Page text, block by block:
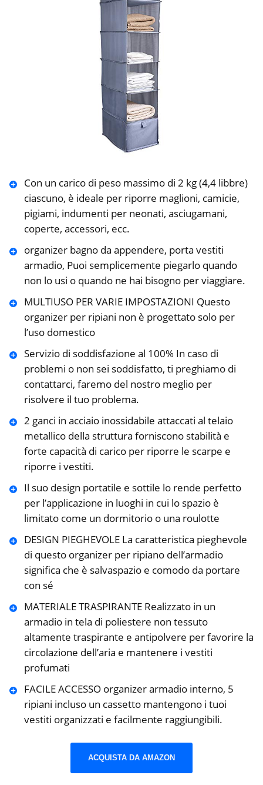
Con un carico di peso massimo di 2 kg (4,4 libbre)
ciascuno, è ideale per riporre maglioni, camicie,
pigiami, indumenti per neonati, asciugamani,
coperte, accessori, ecc.
organizer bagno da appendere, porta vestiti
armadio, Puoi semplicemente piegarlo quando
non lo usi o quando ne hai bisogno per viaggiare.
MULTIUSO PER VARIE IMPOSTAZIONI Questo
organizer per ripiani non è progettato solo per
l’uso domestico
Servizio di soddisfazione al 100% In caso di
problemi o non sei soddisfatto, ti preghiamo di
contattarci, faremo del nostro meglio per
risolvere il tuo problema.
2 ganci in acciaio inossidabile attaccati al telaio
metallico della struttura forniscono stabilità e
forte capacità di carico per riporre le scarpe e
riporre i vestiti.
Il suo design portatile e sottile lo rende perfetto
per l’applicazione in luoghi in cui lo spazio è
limitato come un dormitorio o una roulotte
DESIGN PIEGHEVOLE La caratteristica pieghevole
di questo organizer per ripiano dell’armadio
significa che è salvaspazio e comodo da portare
con sé
MATERIALE TRASPIRANTE Realizzato in un
armadio in tela di poliestere non tessuto
altamente traspirante e antipolvere per favorire la
circolazione dell’aria e mantenere i vestiti
profumati
FACILE ACCESSO organizer armadio interno, 5
ripiani incluso un cassetto mantengono i tuoi
vestiti organizzati e facilmente raggiungibili.
ACQUISTA DA AMAZON